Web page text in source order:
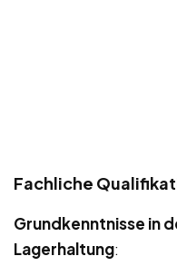
Fachliche
Grundkenntnisse in
Lagerhaltung: